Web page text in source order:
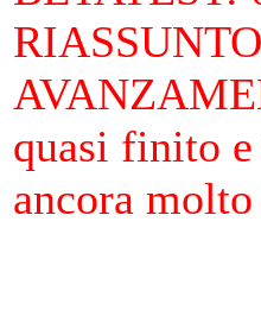
quasi finito
ancora